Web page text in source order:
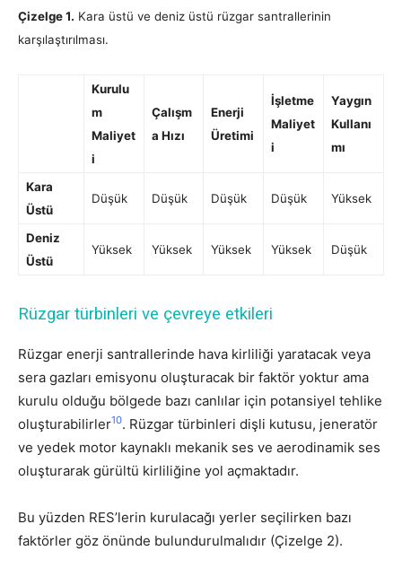
Çizelge 1. Kara üstü ve deniz üstü rüzgar santrallerinin
karşılaştırılması.
Kurulu
m
Maliyet
i
Çalışm
a Hızı
Enerji
Üretimi
İşletme
Maliyet
i
Yaygın
Kullanı
mı
Kara
Üstü
Düşük Düşük Düşük Düşük Yüksek
Deniz
Üstü
Yüksek Yüksek Yüksek Yüksek Düşük
Rüzgar türbinleri ve çevreye etkileri
Rüzgar enerji santrallerinde hava kirliliği yaratacak veya
sera gazları emisyonu oluşturacak bir faktör yoktur ama
kurulu olduğu bölgede bazı canlılar için potansiyel tehlike
oluşturabilirler10. Rüzgar türbinleri dişli kutusu, jeneratör
ve yedek motor kaynaklı mekanik ses ve aerodinamik ses
oluşturarak gürültü kirliliğine yol açmaktadır.
Bu yüzden RES’lerin kurulacağı yerler seçilirken bazı
faktörler göz önünde bulundurulmalıdır (Çizelge 2).